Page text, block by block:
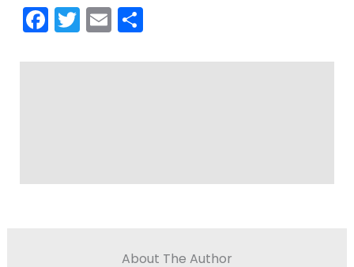
F
a
c
k
T
w
itt
E
m
ai
S
ar
About The Author